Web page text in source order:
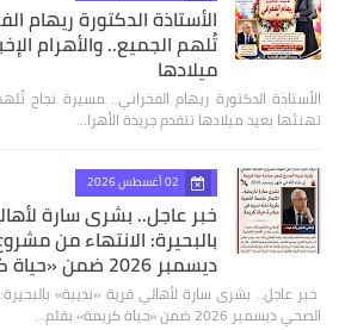
الأستاذة الدكتورة ريهام
تُلهم الجميع.. والأهرام
ميلادها
الأستاذة الدكتورة ريهام الفخراني.. مسيرة نجاح
تهنئها بعيد ميلادها تتقدم جريدة الأهرا…
02 أغسطس 2026
خبر عاجل.. بشرى سارة
بالبحيرة: الانتهاء من
ديسمبر 2026 ضمن «حياة كريمة»
خبر عاجل.. بشرى سارة لأهالي قرية «نديبة»
الصحي ديسمبر 2026 ضمن «حياة كريمة» بقلم…